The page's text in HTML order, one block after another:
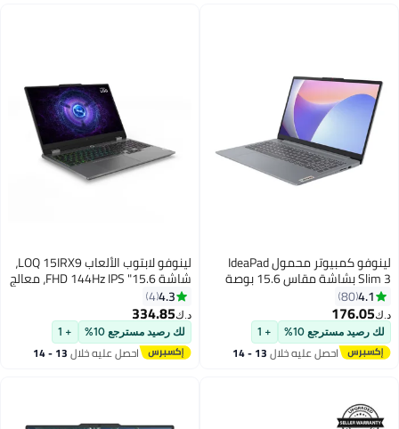
لينوفو كمبيوتر محمول IdeaPad
Slim 3 بشاشة مقاس 15.6 بوصة
ومحرك أقراص SSD سعة 512
جيجابايت وبطاقة رسومات Intel Iris
XE ونظام تشغيل Windows 11
4.1
80
د.ك‏176.05
لك رصيد مسترجع 10% + 1
احصل عليه خلال 13 - 14
لينوفو لابتوب الألعاب LOQ 15IRX9،
شاشة 15.6" FHD 144Hz IPS، معالج
Intel Core i7-13650HX، 16GB
DDR5 RAM، 512GB SSD، NVIDIA
GeForce RTX 3050 6GB، لوحة
مفاتيح إنجليزية مضاءة من الخلف
4.3
4
د.ك‏334.85
لك رصيد مسترجع 10% + 1
احصل عليه خلال 13 - 14